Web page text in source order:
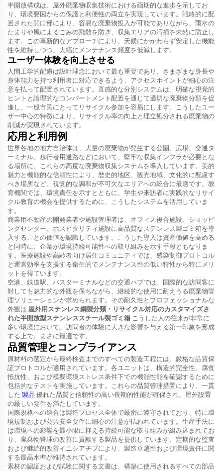
半開放構成は、屋外廃棄物収集技術における画期的な進歩を示してお
り、環境要因からの保護と利便性の両立を実現しています。戦略的に配
置された開口部により、容易な廃棄物投入が可能でありながら、雨水の
たまりや風によるごみの飛散を防ぎ、収集エリアの汚損を未然に防止し
ます。この革新的なアプローチにより、天候にかかわらず安定した機能
性を維持しつつ、大幅にメンテナンス頻度を低減します。
ユーザー体験を向上させる
人間工学的配慮は設計理念において最も重要であり、さまざまな身長や
身体能力を持つ利用者に対応できるよう、アクセスポイントが細心の注
意を払って配置されています。直感的な分別システムは、明確な視覚的
ヒントと論理的なコンパートメント配置を通じて適切な廃棄物分類を促
進し、一般市民にとってリサイクル参加を容易にします。こうしたユー
ザー中心の特徴により、リサイクル率の向上と埋立処分される廃棄物の
削減が実現されています。
応用と利用例
世界各地の地方自治体は、大量の廃棄物が発生する公園、広場、交通タ
ーミナル、歩行者用通路などにおいて、堅牢な収集インフラが必要とな
る場所に、これらの高度な廃棄物収集システムを導入しています。美的
魅力と機能的な信頼性により、歴史的地区、観光地域、文化的に配慮す
べき場所など、視覚的な調和が不可欠なエリアへの統合に最適です。教
育機関では、環境責任を示すとともに、学生や来訪者に実践的なリサイ
クル教育の機会を提供するために、こうしたシステムを活用していま
す。
商業用不動産の開発業者や施設管理者は、オフィス複合施設、ショッピ
ングセンター、ホスピタリティ施設に高品質なステンレス製ゴミ箱を導
入することの価値を認識しています。こうした導入は資産価値を高める
と同時に、企業が環境持続可能性への取り組みを示す手段ともなりま
す。医療施設や高齢者向け居住コミュニティでは、感染制御プロトコル
と運営効率を支援する衛生的でメンテナンス性の低い特性から特にメリ
ットを得ています。
空港、鉄道駅、バスターミナルなどの交通ハブでは、国際的な訪問客に
対しても魅力的な外観を保ちながら、継続的な使用に耐えうる廃棄物管
理ソリューションが求められます。その耐久性とプロフェッショナルな
外観は 屋外用ステンレス鋼製分類・リサイクル対応のカスタマイズさ
れた半開放型ステンレススチール製ゴミ箱 こうした人の往来が非常に
多い環境において、訪問者の体験に大きな影響を与える第一印象を形成
する上で、まさに最適です。
品質管理とコンプライアンス
原材料の選定から最終検査までのすべての製造工程には、厳格な品質保
証プロトコルが適用されています。各ユニットは、構造的完全性、腐食
抵抗性、および模擬環境ストレス条件下での機能性能を確認するために
包括的なテストを実施しています。これらの品質管理措置により、一貫
した 製品 優れた品質と信頼性の高い長期的性能が確保され、屋外設置
の厳しい要件を満たしています。
国際規格への適合は製造プロセス全体で厳密に遵守されており、特に環
境規制および公共安全要件に細心の注意が払われています。生産手法に
は環境への影響を最小限に抑える持続可能な取り組みが組み込まれてお
り、廃棄物管理の改善に貢献する製品を提供しています。定期的な監査
および継続的改善イニシアチブにより、製造卓越性および環境責任に関
する最高水準が維持されています。
素材の認証および試験に関する文書は、構築に使用されるすべての部品